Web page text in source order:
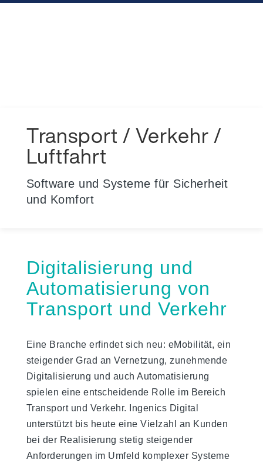
Transport / Verkehr /
Luftfahrt
Software und Systeme für Sicherheit
und Komfort
Digitalisierung und
Automatisierung von
Transport und Verkehr
Eine Branche erfindet sich neu: eMobilität, ein
steigender Grad an Vernetzung, zunehmende
Digitalisierung und auch Automatisierung
spielen eine entscheidende Rolle im Bereich
Transport und Verkehr. Ingenics Digital
unterstützt bis heute eine Vielzahl an Kunden
bei der Realisierung stetig steigender
Anforderungen im Umfeld komplexer Systeme